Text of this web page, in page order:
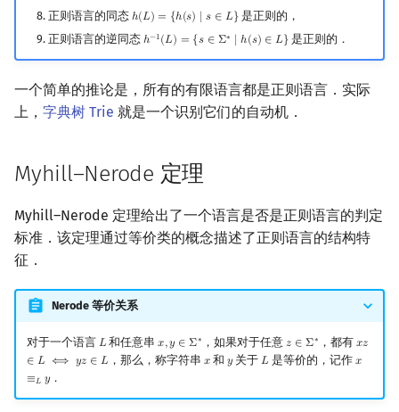
正则语言的同态 ℎ(𝐿) = {ℎ(𝑠) ∣ 𝑠 ∈ 𝐿}
h(L)= {h s)∣s∈
是正则的，
正则语言的逆同态 ℎ−1(𝐿) = {𝑠 ∈ Σ∗ ∣ ℎ(𝑠) ∈ 𝐿}
h−1(L)= s∈Σ∗∣ h(s ∈L} 是正则的．
一个简单的推论是，所有的有限语言都是正则语言．实际
上， 字典树 Trie 就是一个识别它们的自动机．
Myhill–Nerode 定理
Myhill–Nerode 定理给出了一个语言是否是正则语言的判定
标准．该定理通过等价类的概念描述了正则语言的结构特
征．
Nerode 等价关系
对于一个语言 𝐿
L 和任意串𝑥,𝑦 ∈ Σ∗
x,y∈Σ∗ ，如果对于任意𝑧 ∈ Σ∗
z ∈Σ ∗ ，都有 𝑥𝑧
∈ 𝐿 ⟺ 𝑦𝑧 ∈ 𝐿
xz∈
，那么，称字符串 𝑥
x和 𝑦
y关于𝐿
L 是等价的，记作 𝑥
≡𝐿 𝑦
x≡
．